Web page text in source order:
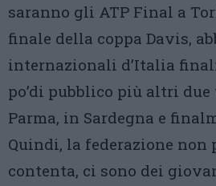
saranno gli ATP Final a
finale della coppa Davis,
internazionali d’Italia
po’di pubblico più altri due
Parma, in Sardegna e
Quindi, la federazione non
contenta, ci sono dei